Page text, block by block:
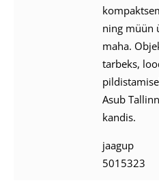
ning müün
maha.
tarbeks,
Asub
kandis.
jaagup
5015323